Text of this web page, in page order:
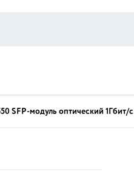
SFP-модуль оптический 1Гбит/с